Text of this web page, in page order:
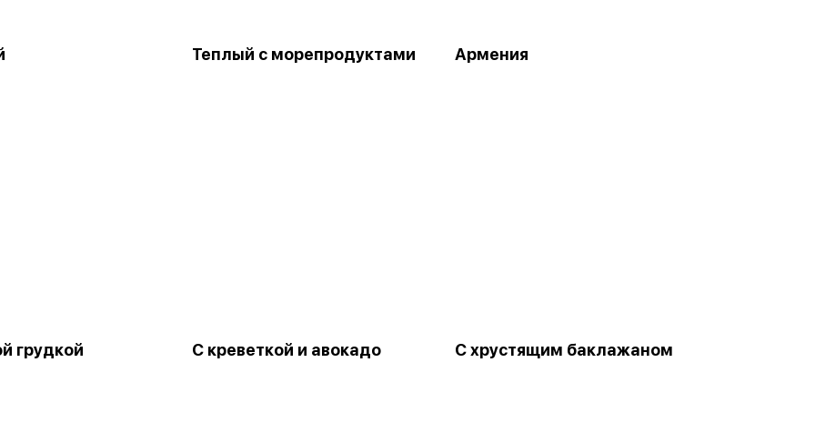
Теплый с морепродуктами Армения
грудкой С креветкой и авокадо С хрустящим баклажаном